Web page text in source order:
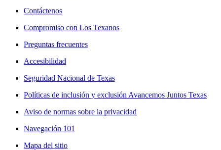
Contáctenos
Compromiso con Los Texanos
Preguntas frecuentes
Accesibilidad
Seguridad Nacional de Texas
Políticas de inclusión y exclusión Avancemos Juntos Texas
Aviso de normas sobre la privacidad
Navegación 101
Mapa del sitio